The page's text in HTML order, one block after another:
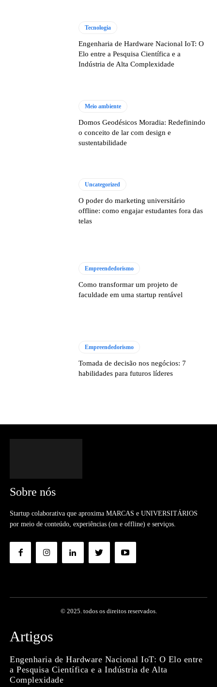
Tecnologia
Engenharia de Hardware Nacional IoT: O
Elo entre a Pesquisa Científica e a
Indústria de Alta Complexidade
Meio ambiente
Domos Geodésicos Moradia: Redefinindo
o conceito de lar com design e
sustentabilidade
Uncategorized
O poder do marketing universitário
offline: como engajar estudantes fora das
telas
Empreendedorismo
Como transformar um projeto de
faculdade em uma startup rentável
Empreendedorismo
Tomada de decisão nos negócios: 7
habilidades para futuros líderes
Sobre nós
Startup colaborativa que aproxima MARCAS e UNIVERSITÁRIOS
por meio de conteúdo, experiências (on e offline) e serviços.
© 2025. todos os direitos reservados.
Artigos
Engenharia de Hardware Nacional IoT: O Elo entre
a Pesquisa Científica e a Indústria de Alta
Complexidade